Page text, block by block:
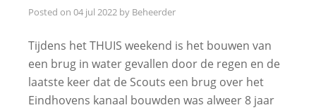
Posted on 04 jul 2022 by Beheerder
Tijdens het THUIS weekend is het bouwen van
een brug in water gevallen door de regen en de
laatste keer dat de Scouts een brug over het
Eindhovens kanaal bouwden was alweer 8 jaar